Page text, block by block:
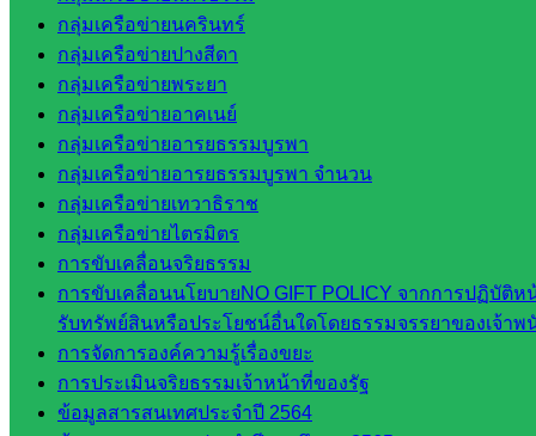
กลุ่มเครือข่ายนครินทร์
กลุ่มเครือข่ายปางสีดา
กลุ่มเครือข่ายพระยา
กลุ่มเครือข่ายอาคเนย์
กลุ่มเครือข่ายอารยธรรมบูรพา
กลุ่มเครือข่ายอารยธรรมบูรพา จำนวน
กลุ่มเครือข่ายเทวาธิราช
กลุ่มเครือข่ายไตรมิตร
การขับเคลื่อนจริยธรรม
การขับเคลื่อนนโยบายNO GIFT POLICY จากการปฏิบัติ
รับทรัพย์สินหรือประโยชน์อื่นใดโดยธรรมจรรยาของเจ้าพ
การจัดการองค์ความรู้เรื่องขยะ
การประเมินจริยธรรมเจ้าหน้าที่ของรัฐ
ข้อมูลสารสนเทศประจำปี 2564
สระแก้ว
สำนักงาน
ส.ก.ส.ค.
จังหวัด
สระแก้ว
สพป.
สระแก้ว
เขต 1
สพป.สระแก้ว
เขต 2
โรงเรียน
ในสังกัด
สพป.สระแก้ว
เขต 1